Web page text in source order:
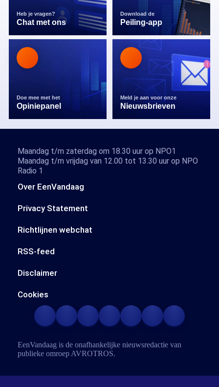
Heb je vragen?
Chat met ons
Download de
Peiling-app
Doe mee met het
Opiniepanel
Meld je aan voor onze
Nieuwsbrieven
Over EenVandaag
Privacy Statement
Richtlijnen webchat
RSS-feed
Disclaimer
Cookies
Maandag t/m zaterdag om 18.30 uur op NPO1
Maandag t/m vrijdag van 12.00 tot 13.30 uur op NPO
Radio 1
EenVandaag is de onafhankelijke nieuwsredactie van
publieke omroep AVROTROS.